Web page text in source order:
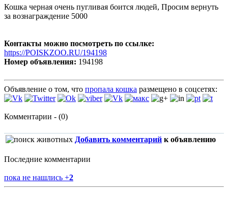
Кошка черная очень пугливая боится людей, Просим вернуть
за вознаграждение 5000
Контакты можно посмотреть по ссылке:
https://POISKZOO.RU/194198
Номер объявления: 194198
Объявление о том, что пропала кошка размещено в соцсетях:
Комментарии - (0)
Добавить комментарий к объявлению
Последние комментарии
пока не нашлись +2